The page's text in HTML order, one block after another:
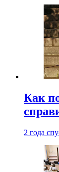
Как
2 года